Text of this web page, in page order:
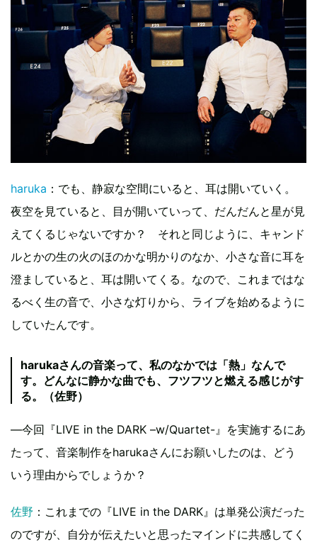
haruka ：でも、静寂な空間にいると、耳は開いていく。
夜空を見ていると、目が開いていって、だんだんと星が見
えてくるじゃないですか？ それと同じように、キャンド
ルとかの生の火のほのかな明かりのなか、小さな音に耳を
澄ましていると、耳は開いてくる。なので、これまではな
るべく生の音で、小さな灯りから、ライブを始めるように
していたんです。
harukaさんの音楽って、私のなかでは「熱」なんで
す。どんなに静かな曲でも、フツフツと燃える感じがす
る。（佐野）
—今回『LIVE in the DARK –w/Quartet-』を実施するにあ
たって、音楽制作をharukaさんにお願いしたのは、どう
いう理由からでしょうか？
佐野 ：これまでの『LIVE in the DARK』は単発公演だった
のですが、自分が伝えたいと思ったマインドに共感してく